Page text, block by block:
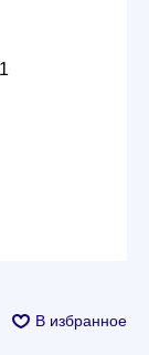
В избранное